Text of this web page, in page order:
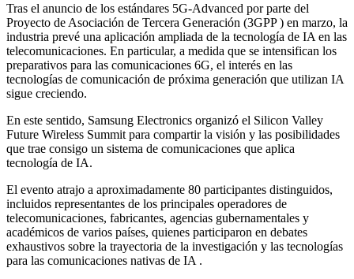
Tras el anuncio de los estándares 5G-Advanced por parte del
Proyecto de Asociación de Tercera Generación (3GPP ) en marzo, la
industria prevé una aplicación ampliada de la tecnología de IA en las
telecomunicaciones. En particular, a medida que se intensifican los
preparativos para las comunicaciones 6G, el interés en las
tecnologías de comunicación de próxima generación que utilizan IA
sigue creciendo.
En este sentido, Samsung Electronics organizó el Silicon Valley
Future Wireless Summit para compartir la visión y las posibilidades
que trae consigo un sistema de comunicaciones que aplica
tecnología de IA.
El evento atrajo a aproximadamente 80 participantes distinguidos,
incluidos representantes de los principales operadores de
telecomunicaciones, fabricantes, agencias gubernamentales y
académicos de varios países, quienes participaron en debates
exhaustivos sobre la trayectoria de la investigación y las tecnologías
para las comunicaciones nativas de IA .